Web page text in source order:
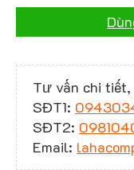
Tư vấn chi
SĐT1:
SĐT2:
Email: